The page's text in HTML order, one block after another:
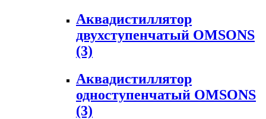
Аквадистиллятор
двухступенчатый OMSONS
(3)
Аквадистиллятор
одноступенчатый OMSONS
(3)